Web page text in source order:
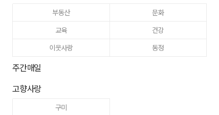
부동산
문화
교육
건강
이웃사랑
동정
주간매일
고향사랑
구미